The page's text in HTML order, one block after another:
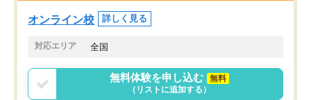
オンライン校 詳しく見る
対応エリア 全国
無料体験を申し込む
無料
（リストに追加する）